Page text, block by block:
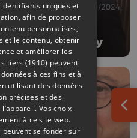
17/10/2024
accord de
à Amay
uniques et
afin de proposer
personnalisés,
et le contenu, obtenir
et améliorer les
tiers (1910) peuvent
à ces fins et à
utilisant des données
précises et des
Vos choix
à ce site web.
se fonder sur